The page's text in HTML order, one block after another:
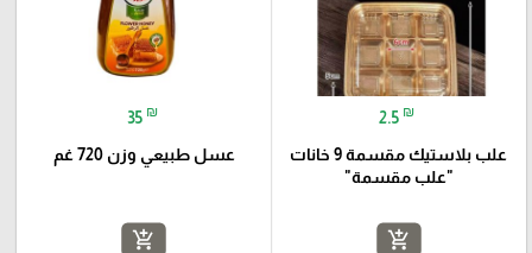
2.5 ₪
علب بلاستيك مقسمة 9 خانات
"علب مقسمة"
add_shopping_cart
35 ₪
عسل طبيعي وزن 720 غم
add_shopping_cart